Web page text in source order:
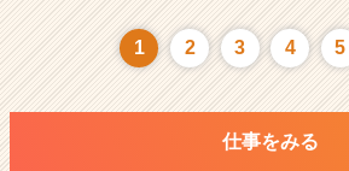
1 2 3 4 5
仕事をみる